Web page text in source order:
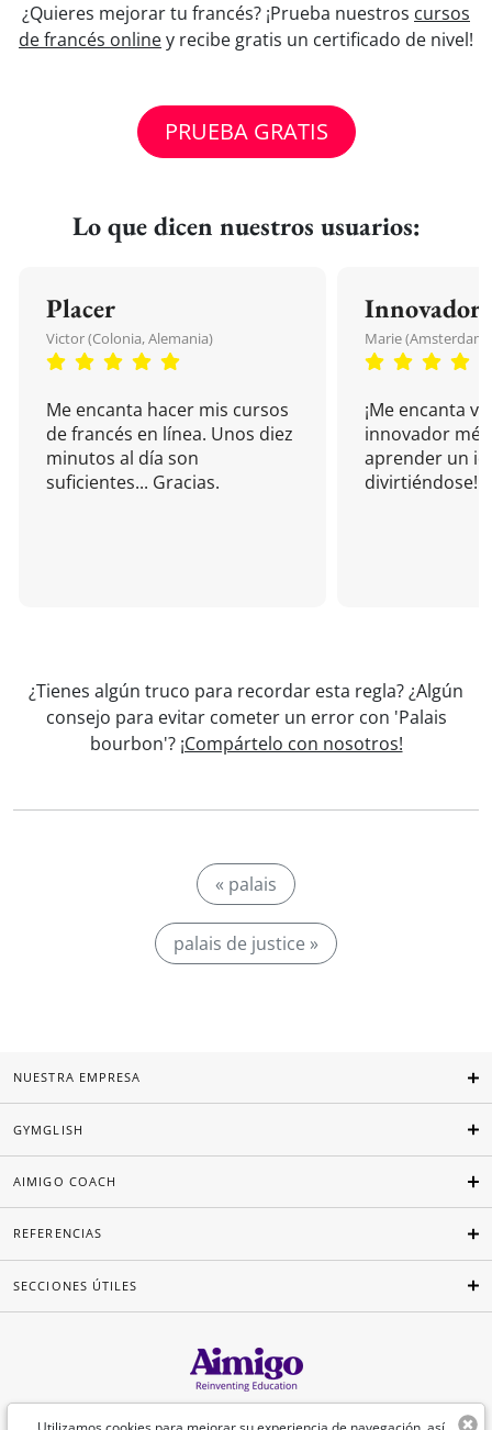
¿Quieres mejorar tu francés? ¡Prueba nuestros cursos
de francés onliney recibe gratis un certificado de nivel!
PRUEBA GRATIS
Lo que dicen nuestros usuarios:
Placer
Victor (Colonia, Alemania)
Me encanta hacer mis cursos
de francés en línea. Unos diez
minutos al día son
suficientes... Gracias.
Innovador
Marie (Amsterdam,
¡Me encanta
innovador
aprender un
divirtiéndose!
¿Tienes algún truco para recordar esta regla? ¿Algún
consejo para evitar cometer un error con 'Palais
bourbon'? ¡Compártelo con nosotros!
« palais
palais de justice »
NUESTRA EMPRESA
GYMGLISH
AIMIGO COACH
REFERENCIAS
SECCIONES ÚTILES